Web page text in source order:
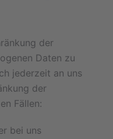
der
Daten zu
jederzeit an uns
der
Fällen:
bei uns